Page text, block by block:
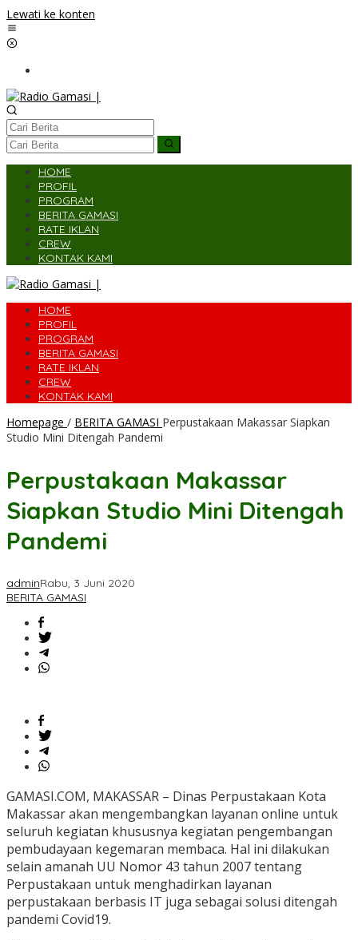
Lewati ke konten
HOME
PROFIL
PROGRAM
BERITA GAMASI
RATE IKLAN
CREW
KONTAK KAMI
HOME
PROFIL
PROGRAM
BERITA GAMASI
RATE IKLAN
CREW
KONTAK KAMI
Homepage / BERITA GAMASI Perpustakaan Makassar Siapkan
Studio Mini Ditengah Pandemi
Perpustakaan Makassar
Siapkan Studio Mini Ditengah
Pandemi
adminRabu, 3 Juni 2020
BERITA GAMASI
GAMASI.COM, MAKASSAR – Dinas Perpustakaan Kota
Makassar akan mengembangkan layanan online untuk
seluruh kegiatan khususnya kegiatan pengembangan
pembudayaan kegemaran membaca. Hal ini dilakukan
selain amanah UU Nomor 43 tahun 2007 tentang
Perpustakaan untuk menghadirkan layanan
perpustakaan berbasis IT juga sebagai solusi ditengah
pandemi Covid19.